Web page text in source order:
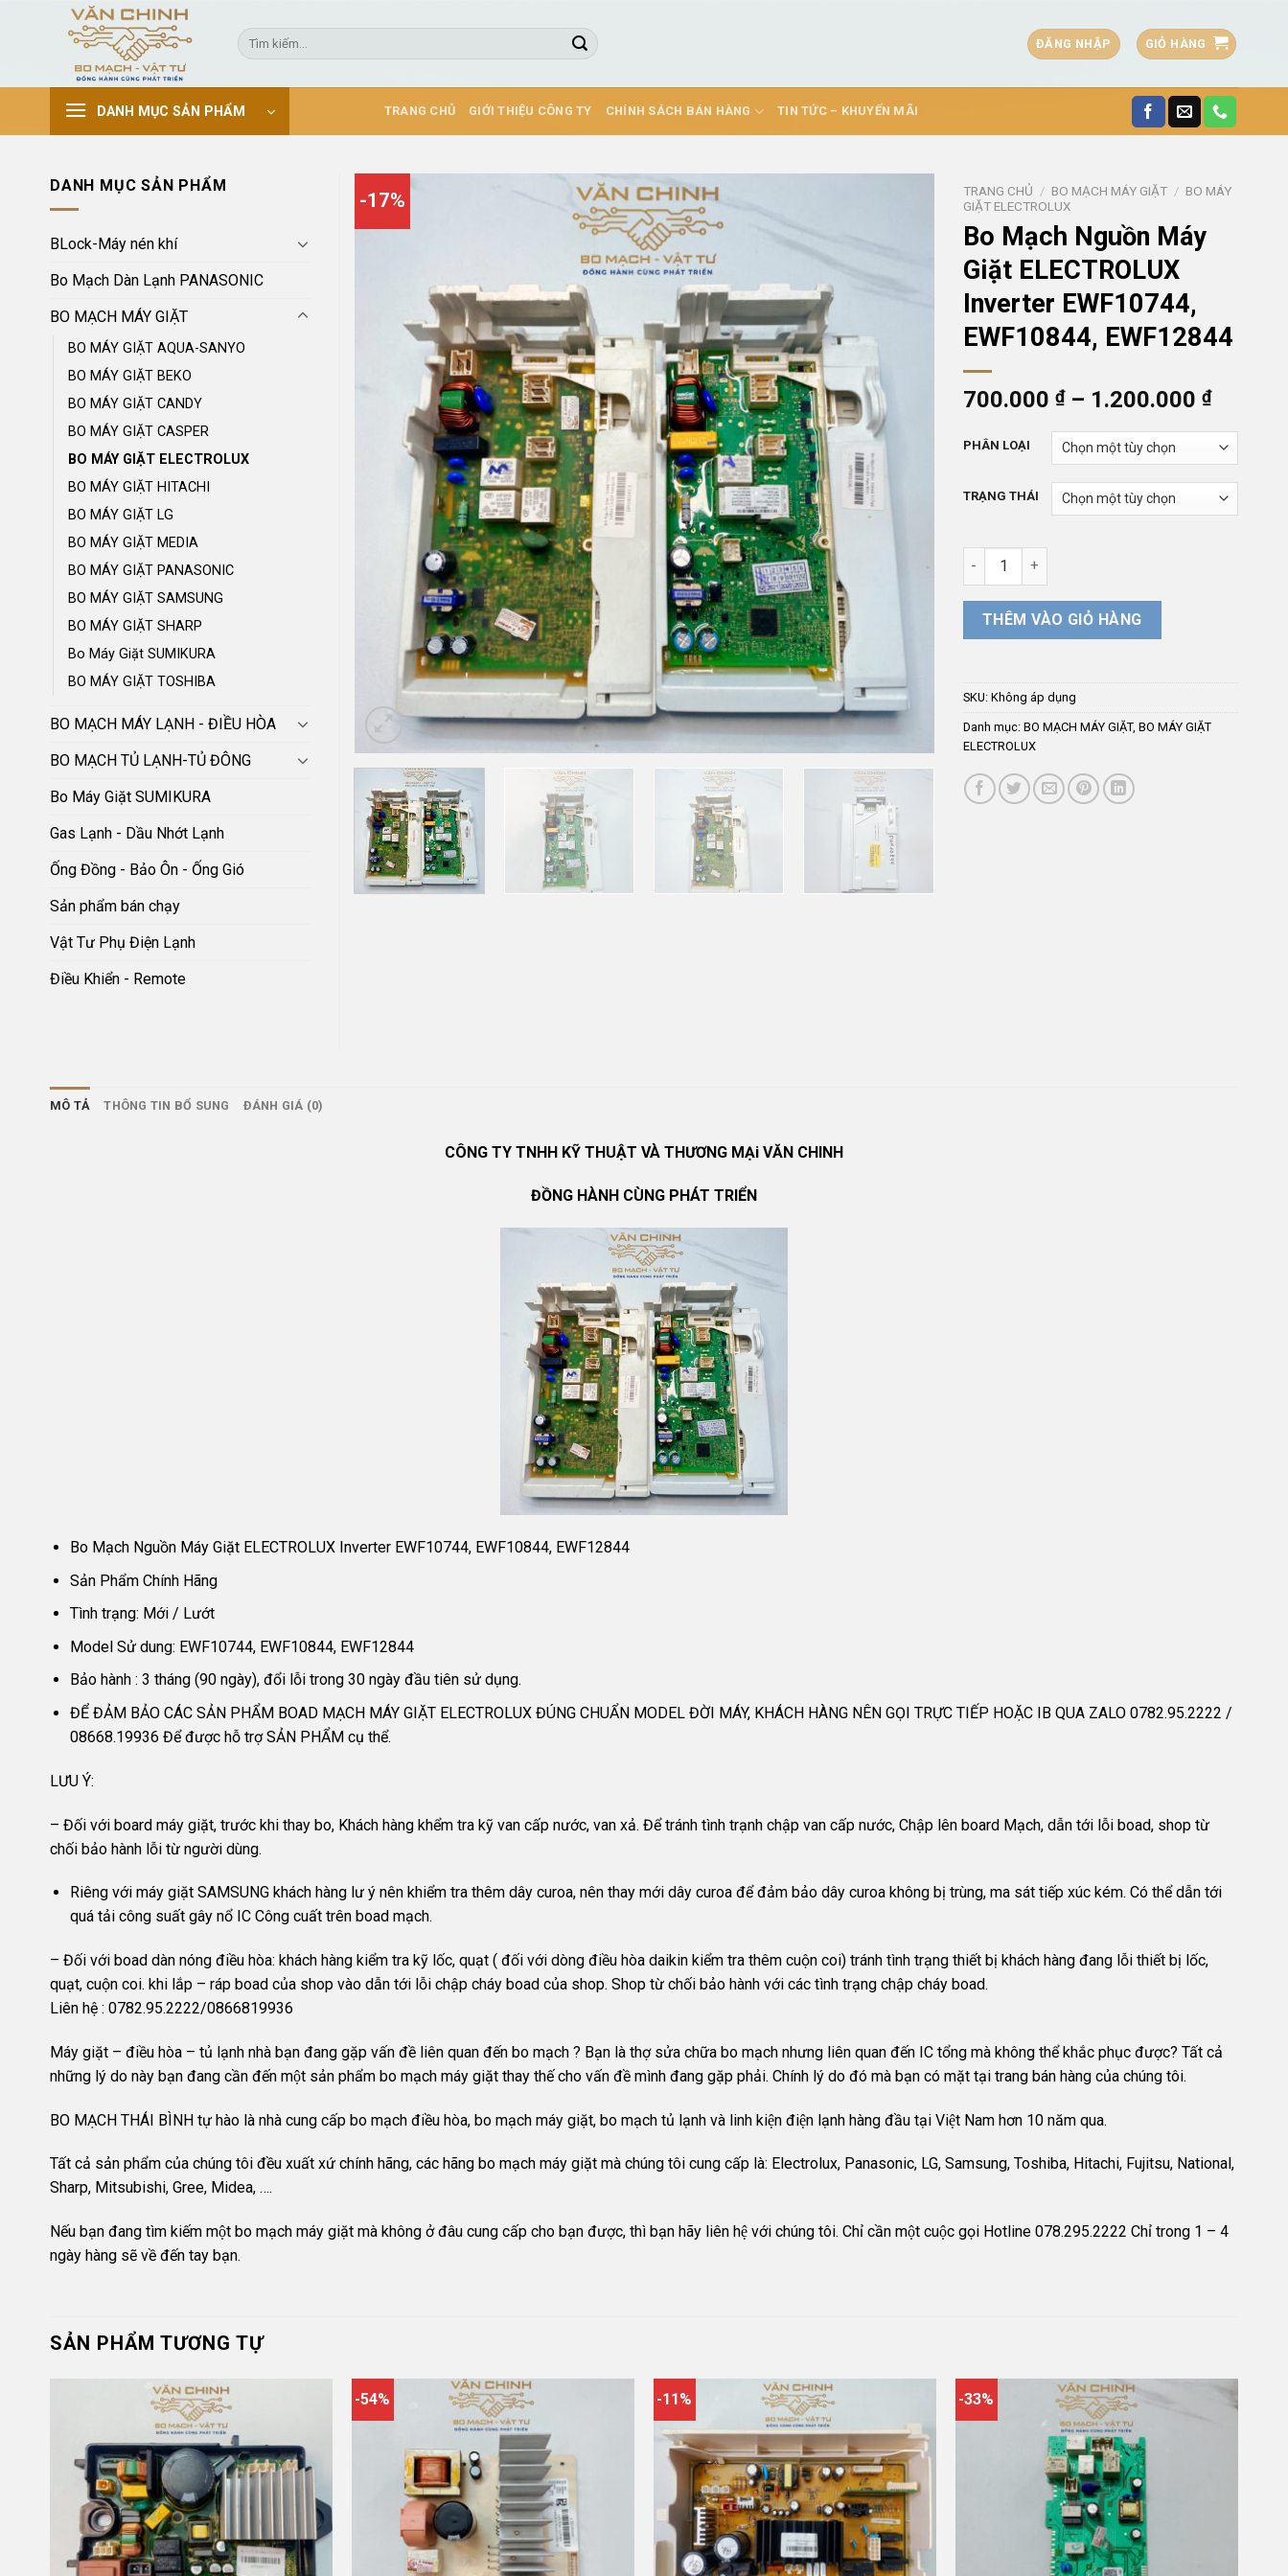
Tìm
kiếm:
ĐĂNG NHẬP GIỎ HÀNG
DANH MỤC SẢN PHẨM TRANG CHỦ GIỚI THIỆU CÔNG TY CHÍNH SÁCH BÁN HÀNG TIN TỨC – KHUYẾN MÃI
-17% TRANG CHỦ / BO MẠCH MÁY GIẶT / BO MÁY
GIẶT ELECTROLUX
Bo Mạch Nguồn Máy
Giặt ELECTROLUX
Inverter EWF10744,
EWF10844, EWF12844
700.000 ₫ – 1.200.000 ₫
từ
đến
PHÂN LOẠI
TRẠNG THÁI
Bo Mạch Nguồn Máy Giặt ELECTROLUX Inverter
THÊM VÀO GIỎ HÀNG
SKU: Không áp dụng
Danh mục: BO MẠCH MÁY GIẶT, BO MÁY GIẶT
ELECTROLUX
DANH MỤC SẢN PHẨM
BLock-Máy nén khí
Bo Mạch Dàn Lạnh PANASONIC
BO MẠCH MÁY GIẶT
BO MÁY GIẶT AQUA-SANYO
BO MÁY GIẶT BEKO
BO MÁY GIẶT CANDY
BO MÁY GIẶT CASPER
BO MÁY GIẶT ELECTROLUX
BO MÁY GIẶT HITACHI
BO MÁY GIẶT LG
BO MÁY GIẶT MEDIA
BO MÁY GIẶT PANASONIC
BO MÁY GIẶT SAMSUNG
BO MÁY GIẶT SHARP
Bo Máy Giặt SUMIKURA
BO MÁY GIẶT TOSHIBA
BO MẠCH MÁY LẠNH - ĐIỀU HÒA
BO MẠCH TỦ LẠNH-TỦ ĐÔNG
Bo Máy Giặt SUMIKURA
Gas Lạnh - Dầu Nhớt Lạnh
Ống Đồng - Bảo Ôn - Ống Gió
Sản phẩm bán chạy
Vật Tư Phụ Điện Lạnh
Điều Khiển - Remote
MÔ TẢ THÔNG TIN BỔ SUNG ĐÁNH GIÁ (0)
CÔNG TY TNHH KỸ THUẬT VÀ THƯƠNG MẠi VĂN CHINH
ĐỒNG HÀNH CÙNG PHÁT TRIỂN
Bo Mạch Nguồn Máy Giặt ELECTROLUX Inverter EWF10744, EWF10844, EWF12844
Sản Phẩm Chính Hãng
Tình trạng: Mới / Lướt
Model Sử dung: EWF10744, EWF10844, EWF12844
Bảo hành : 3 tháng (90 ngày), đổi lỗi trong 30 ngày đầu tiên sử dụng.
ĐỂ ĐẢM BẢO CÁC SẢN PHẨM BOAD MẠCH MÁY GIẶT ELECTROLUX ĐÚNG CHUẨN MODEL ĐỜI MÁY, KHÁCH HÀNG NÊN GỌI TRỰC TIẾP HOẶC IB QUA ZALO 0782.95.2222 /
08668.19936 Để được hỗ trợ SẢN PHẨM cụ thể.
LƯU Ý:
– Đối với board máy giặt, trước khi thay bo, Khách hàng khểm tra kỹ van cấp nước, van xả. Để tránh tình trạnh chập van cấp nước, Chập lên board Mạch, dẫn tới lỗi boad, shop từ
chối bảo hành lỗi từ người dùng.
Riêng với máy giặt SAMSUNG khách hàng lư ý nên khiểm tra thêm dây curoa, nên thay mới dây curoa để đảm bảo dây curoa không bị trùng, ma sát tiếp xúc kém. Có thể dẫn tới
quá tải công suất gây nổ IC Công cuất trên boad mạch.
– Đối với boad dàn nóng điều hòa: khách hàng kiểm tra kỹ lốc, quạt ( đối với dòng điều hòa daikin kiểm tra thêm cuộn coi) tránh tình trạng thiết bị khách hàng đang lỗi thiết bị lốc,
quạt, cuộn coi. khi lắp – ráp boad của shop vào dẫn tới lỗi chập cháy boad của shop. Shop từ chối bảo hành với các tình trạng chập cháy boad.
Liên hệ : 0782.95.2222/0866819936
Máy giặt – điều hòa – tủ lạnh nhà bạn đang gặp vấn đề liên quan đến bo mạch ? Bạn là thợ sửa chữa bo mạch nhưng liên quan đến IC tổng mà không thể khắc phục được? Tất cả
những lý do này bạn đang cần đến một sản phẩm bo mạch máy giặt thay thế cho vấn đề mình đang gặp phải. Chính lý do đó mà bạn có mặt tại trang bán hàng của chúng tôi.
BO MẠCH THÁI BÌNH tự hào là nhà cung cấp bo mạch điều hòa, bo mạch máy giặt, bo mạch tủ lạnh và linh kiện điện lạnh hàng đầu tại Việt Nam hơn 10 năm qua.
Tất cả sản phẩm của chúng tôi đều xuất xứ chính hãng, các hãng bo mạch máy giặt mà chúng tôi cung cấp là: Electrolux, Panasonic, LG, Samsung, Toshiba, Hitachi, Fujitsu, National,
Sharp, Mitsubishi, Gree, Midea, ….
Nếu bạn đang tìm kiếm một bo mạch máy giặt mà không ở đâu cung cấp cho bạn được, thì bạn hãy liên hệ với chúng tôi. Chỉ cần một cuộc gọi Hotline 078.295.2222 Chỉ trong 1 – 4
ngày hàng sẽ về đến tay bạn.
SẢN PHẨM TƯƠNG TỰ
-54% -11% -33%